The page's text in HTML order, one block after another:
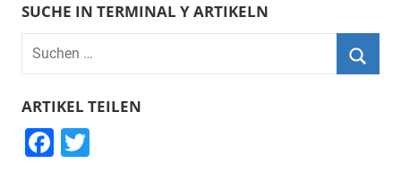
SUCHE IN TERMINAL Y ARTIKELN
Suchen
nach:
ARTIKEL TEILEN
F